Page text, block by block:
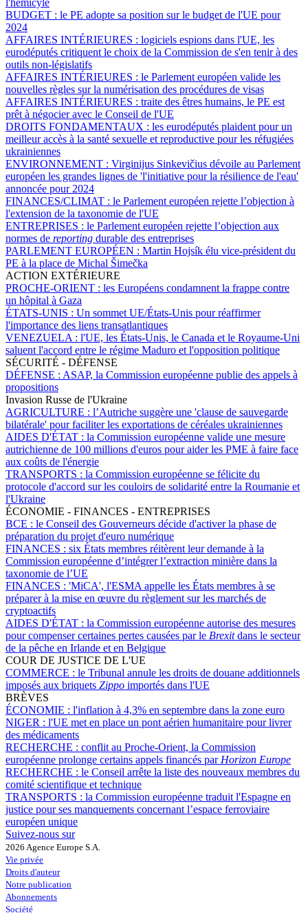
BUDGET : le PE adopte sa position sur le budget de l'UE pour
2024
AFFAIRES INTÉRIEURES : logiciels espions dans l'UE, les
eurodéputés critiquent le choix de la Commission de s'en tenir à des
outils non-législatifs
AFFAIRES INTÉRIEURES : le Parlement européen valide les
nouvelles règles sur la numérisation des procédures de visas
AFFAIRES INTÉRIEURES : traite des êtres humains, le PE est
prêt à négocier avec le Conseil de l'UE
DROITS FONDAMENTAUX : les eurodéputés plaident pour un
meilleur accès à la santé sexuelle et reproductive pour les réfugiées
ukrainiennes
ENVIRONNEMENT : Virginijus Sinkevičius dévoile au Parlement
européen les grandes lignes de 'l'initiative pour la résilience de l'eau'
annoncée pour 2024
FINANCES/CLIMAT : le Parlement européen rejette l’objection à
l'extension de la taxonomie de l'UE
ENTREPRISES : le Parlement européen rejette l’objection aux
normes de reporting durable des entreprises
PARLEMENT EUROPÉEN : Martin Hojsík élu vice-président du
PE à la place de Michal Šimečka
ACTION EXTÉRIEURE
PROCHE-ORIENT : les Européens condamnent la frappe contre
un hôpital à Gaza
ÉTATS-UNIS : Un sommet UE/États-Unis pour réaffirmer
l'importance des liens transatlantiques
VENEZUELA : l'UE, les États-Unis, le Canada et le Royaume-Uni
saluent l'accord entre le régime Maduro et l'opposition politique
SÉCURITÉ - DÉFENSE
DÉFENSE : ASAP, la Commission européenne publie des appels à
propositions
Invasion Russe de l'Ukraine
AGRICULTURE : l’Autriche suggère une 'clause de sauvegarde
bilatérale' pour faciliter les exportations de céréales ukrainiennes
AIDES D'ÉTAT : la Commission européenne valide une mesure
autrichienne de 100 millions d'euros pour aider les PME à faire face
aux coûts de l'énergie
TRANSPORTS : la Commission européenne se félicite du
protocole d'accord sur les couloirs de solidarité entre la Roumanie et
l'Ukraine
ÉCONOMIE - FINANCES - ENTREPRISES
BCE : le Conseil des Gouverneurs décide d'activer la phase de
préparation du projet d'euro numérique
FINANCES : six États membres réitèrent leur demande à la
Commission européenne d’intégrer l’extraction minière dans la
taxonomie de l’UE
FINANCES : 'MiCA', l'ESMA appelle les États membres à se
préparer à la mise en œuvre du règlement sur les marchés de
cryptoactifs
AIDES D'ÉTAT : la Commission européenne autorise des mesures
pour compenser certaines pertes causées par le Brexitdans le secteur
de la pêche en Irlande et en Belgique
COUR DE JUSTICE DE L'UE
COMMERCE : le Tribunal annule les droits de douane additionnels
imposés aux briquets Zippo importés dans l'UE
BRÈVES
ÉCONOMIE : l'inflation à 4,3% en septembre dans la zone euro
NIGER : l'UE met en place un pont aérien humanitaire pour livrer
des médicaments
RECHERCHE : conflit au Proche-Orient, la Commission
européenne prolonge certains appels financés par Horizon Europe
RECHERCHE : le Conseil arrête la liste des nouveaux membres du
comité scientifique et technique
TRANSPORTS : la Commission européenne traduit l'Espagne en
justice pour ses manquements concernant l’espace ferroviaire
européen unique
Suivez-nous sur
2026 Agence Europe S.A.
Vie privée
Droits d'auteur
Notre publication
Abonnements
Société